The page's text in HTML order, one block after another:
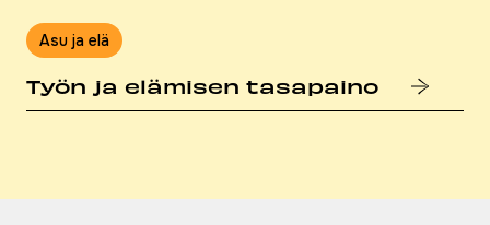
Asu ja elä
Työn ja elämisen tasapaino